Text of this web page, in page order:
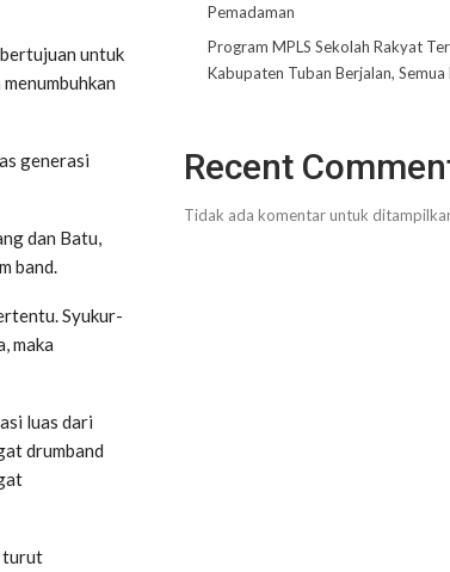
untuk
generasi
dan Batu,
band.
Syukur-
maka
luas dari
drumband
turut
Pemadaman
Program MPLS Sekolah Rakyat
Kabupaten Tuban Berjalan,
Recent
Tidak ada komentar untuk